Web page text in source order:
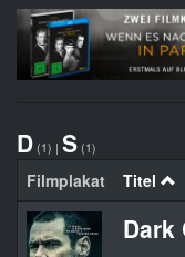
D (1) | S (1)
Filmplakat Titel
Dark